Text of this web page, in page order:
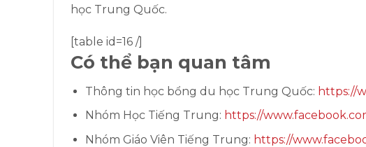
học Trung Quốc.
[table id=16 /]
Có thể bạn quan tâm
Thông tin học bổng du học Trung Quốc: https://
Nhóm Học Tiếng Trung: https://
Nhóm Giáo Viên Tiếng Trung: https://